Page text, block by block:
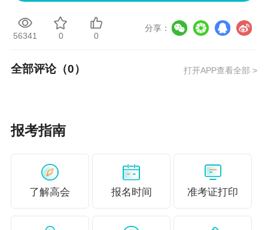
56341 0 0
分享：
全部评论（0） 打开APP查看全部 >
报考指南
了解高会 报名时间 准考证打印